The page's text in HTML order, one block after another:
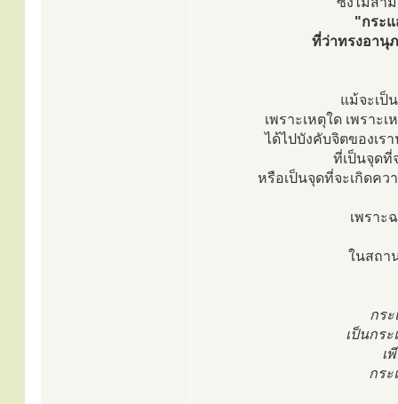
"กระ
ที่ว่าทรงอานุ
แม้จะเป็
เพราะเหตุใด เพรา
ได้ไปบังคับจิตของเร
ที่เป็นจุดที่
หรือเป็นจุดที่จะเกิดคว
เพราะ
ในสถา
กร
เป็นกร
เ
กระ